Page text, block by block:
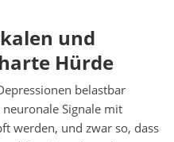
und
Hürde
belastbar
Signale mit
werden, und zwar so, dass